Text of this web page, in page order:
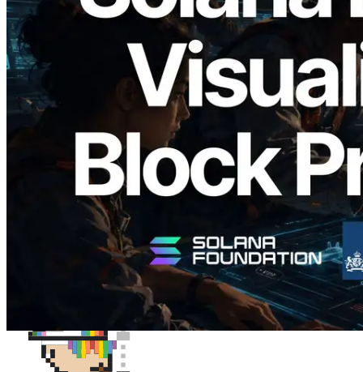
2026.05.24
Validators Solutions veröffentlicht Solana
Block Analyzer – Visualisierung der
Blockproduktionszeit pro Slot und der
zugewiesenen Validatoren
Lesen Sie diesen Artikel